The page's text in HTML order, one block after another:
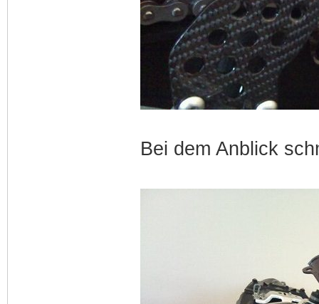
Bei dem Anblick